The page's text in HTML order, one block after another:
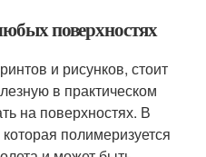
поверхностях
и рисунков, стоит
в практическом
на поверхностях. В
полимеризуется